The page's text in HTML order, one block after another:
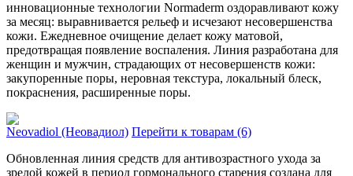
инновационные технологии Normaderm оздора­вливают кожу
за месяц: выравнивается рельеф и исчезают несо­вершенства
кожи. Ежедневное очищение делает кожу мато­вой,
предотвращая появление воспаления. Линия разра­ботана для
женщин и мужчин, страдающих от несо­вершенств кожи:
закупоренные поры, неровная текстура, лока­льный блеск,
покраснения, расширенные поры.
Neovadiol (Неовадиол) Перейти к товарам (6)
Обновленная линия средств для антивозрастно­го ухода за
зрелой кожей в период гормонального старения созда­на для